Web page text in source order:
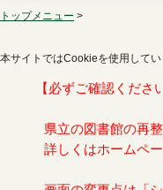
トップメニュー >
本サイトではCookieを使用して
【必ずご確認くださ
県立の図書館の再
詳しくはホームペー